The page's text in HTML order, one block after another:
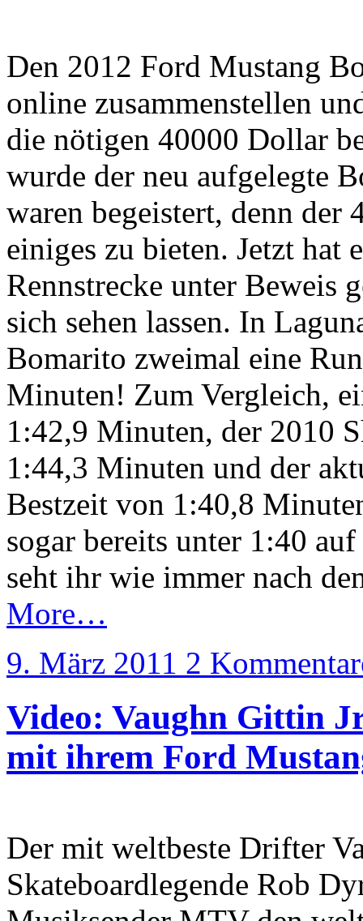
Den 2012 Ford Mustang
online zusammenstellen
die nötigen 40000 Dollar
wurde der neu aufgelegte
waren begeistert, denn der
einiges zu bieten. Jetzt hat
Rennstrecke unter Beweis
sich sehen lassen. In
Bomarito zweimal eine
Minuten! Zum Vergleich,
1:42,9 Minuten, der 2010
1:44,3 Minuten und der
Bestzeit von 1:40,8
sogar bereits unter 1:40
seht ihr wie immer nach
More…
9. März 2011 2
Video: Vaughn Gittin
mit ihrem Ford
Der mit weltbeste Drifter
Skateboardlegende Rob